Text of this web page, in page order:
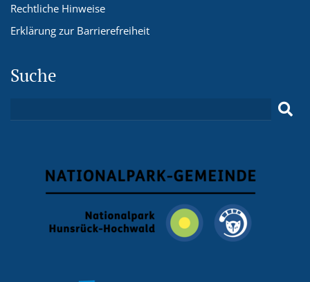
Rechtliche Hinweise
Erklärung zur Barrierefreiheit
Suche